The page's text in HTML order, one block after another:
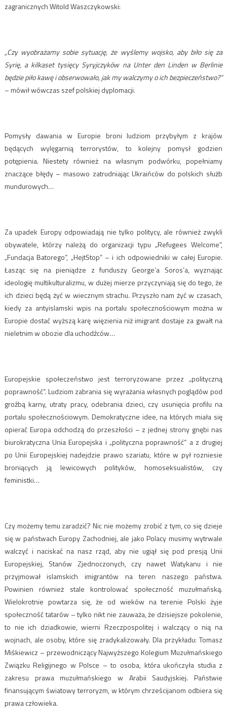
zagranicznych Witold Waszczykowski:
„Czy wyobrażamy sobie sytuację, że wyślemy wojsko, aby biło się za
Syrię, a kilkaset tysięcy Syryjczyków na Unter den Linden w Berlinie
będzie piło kawę i obserwowało, jak my walczymy o ich bezpieczeństwo?”
– mówił wówczas szef polskiej dyplomacji.
Pomysły dawania w Europie broni ludziom przybyłym z krajów
będących wylęgarnią terrorystów, to kolejny pomysł godzien
potępienia. Niestety również na własnym podwórku, popełniamy
znaczące błędy – masowo zatrudniając Ukraińców do polskich służb
mundurowych…
Za upadek Europy odpowiadają nie tylko politycy, ale również zwykli
obywatele, którzy należą do organizacji typu „Refugees Welcome”,
„Fundacja Batorego”, „HejtStop” – i ich odpowiedniki w całej Europie.
Łasząc się na pieniądze z funduszy George’a Soros’a, wyznając
ideologię multikulturalizmu, w dużej mierze przyczyniają się do tego, że
ich dzieci będą żyć w wiecznym strachu. Przyszło nam żyć w czasach,
kiedy za antyislamski wpis na portalu społecznościowym można w
Europie dostać wyższą karę więzienia niż imigrant dostaje za gwałt na
nieletnim w obozie dla uchodźców…
Europejskie społeczeństwo jest terroryzowane przez „polityczną
poprawność”. Ludziom zabrania się wyrażania własnych poglądów pod
groźbą karny, utraty pracy, odebrania dzieci, czy usunięcia profilu na
portalu społecznościowym. Demokratyczne idee, na których miała się
opierać Europa odchodzą do przeszłości – z jednej strony gnębi nas
biurokratyczna Unia Europejska i „polityczna poprawność” a z drugiej
po Unii Europejskiej nadejdzie prawo szariatu, które w pył rozniesie
broniących ją lewicowych polityków, homoseksualistów, czy
feministki…
Czy możemy temu zaradzić? Nic nie możemy zrobić z tym, co się dzieje
się w państwach Europy Zachodniej, ale jako Polacy musimy wytrwale
walczyć i naciskać na nasz rząd, aby nie ugiął się pod presją Unii
Europejskiej, Stanów Zjednoczonych, czy nawet Watykanu i nie
przyjmował islamskich imigrantów na teren naszego państwa.
Powinien również stale kontrolować społeczność muzułmańską.
Wielokrotnie powtarza się, że od wieków na terenie Polski żyje
społeczność tatarów – tylko nikt nie zauważa, że dzisiejsze pokolenie,
to nie ich dziadkowie, wierni Rzeczpospolitej i walczący o nią na
wojnach, ale osoby, które się zradykalizowały. Dla przykładu: Tomasz
Miśkiewicz – przewodniczący Najwyższego Kolegium Muzułmańskiego
Związku Religijnego w Polsce – to osoba, która ukończyła studia z
zakresu prawa muzułmańskiego w Arabii Saudyjskiej. Państwie
finansującym światowy terroryzm, w którym chrześcijanom odbiera się
prawa człowieka.